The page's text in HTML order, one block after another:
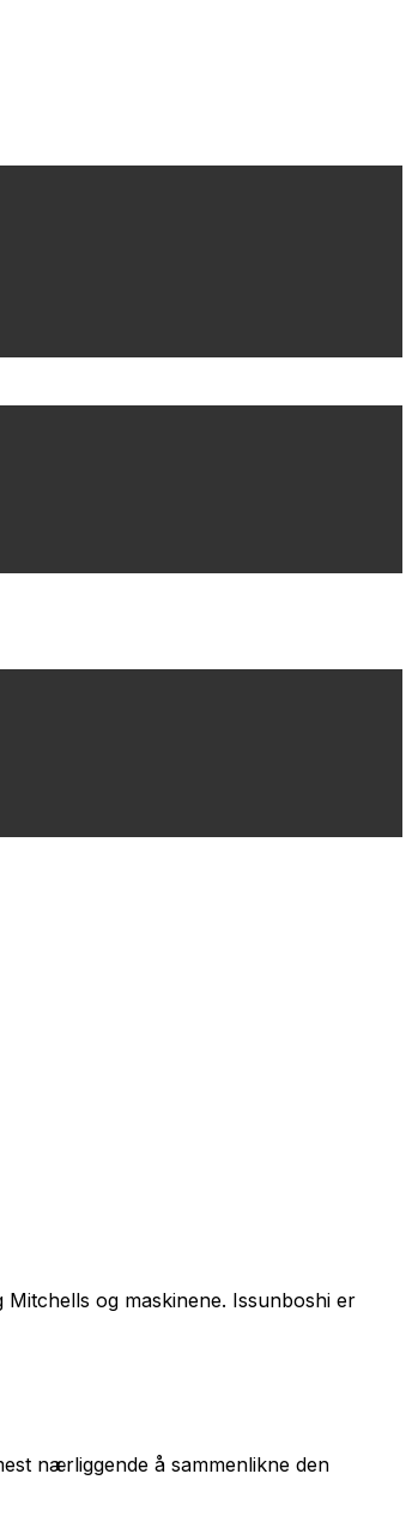
Mitchells og maskinene. Issunboshi er
nærliggende å sammenlikne den